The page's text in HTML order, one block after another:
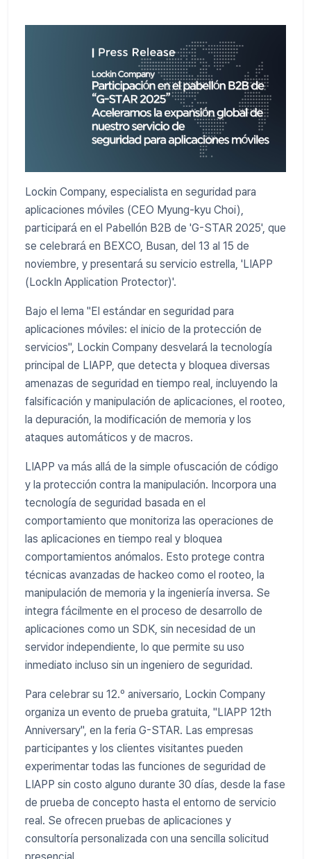
Lockin Company, especialista en seguridad para
aplicaciones móviles (CEO Myung-kyu Choi),
participará en el Pabellón B2B de 'G-STAR 2025', que
se celebrará en BEXCO, Busan, del 13 al 15 de
noviembre, y presentará su servicio estrella, 'LIAPP
(LockIn Application Protector)'.
Bajo el lema "El estándar en seguridad para
aplicaciones móviles: el inicio de la protección de
servicios", Lockin Company desvelará la tecnología
principal de LIAPP, que detecta y bloquea diversas
amenazas de seguridad en tiempo real, incluyendo la
falsificación y manipulación de aplicaciones, el rooteo,
la depuración, la modificación de memoria y los
ataques automáticos y de macros.
LIAPP va más allá de la simple ofuscación de código
y la protección contra la manipulación. Incorpora una
tecnología de seguridad basada en el
comportamiento que monitoriza las operaciones de
las aplicaciones en tiempo real y bloquea
comportamientos anómalos. Esto protege contra
técnicas avanzadas de hackeo como el rooteo, la
manipulación de memoria y la ingeniería inversa. Se
integra fácilmente en el proceso de desarrollo de
aplicaciones como un SDK, sin necesidad de un
servidor independiente, lo que permite su uso
inmediato incluso sin un ingeniero de seguridad.
Para celebrar su 12.º aniversario, Lockin Company
organiza un evento de prueba gratuita, "LIAPP 12th
Anniversary", en la feria G-STAR. Las empresas
participantes y los clientes visitantes pueden
experimentar todas las funciones de seguridad de
LIAPP sin costo alguno durante 30 días, desde la fase
de prueba de concepto hasta el entorno de servicio
real. Se ofrecen pruebas de aplicaciones y
consultoría personalizada con una sencilla solicitud